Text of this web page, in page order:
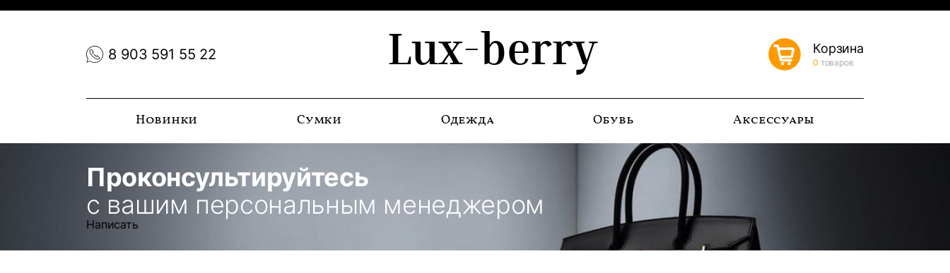
8 903 591 55 22 Lux-berry Корзина
0 товаров
Новинки Сумки Одежда Обувь Аксессуары
Проконсультируйтесь
с вашим персональным менеджером
Написать